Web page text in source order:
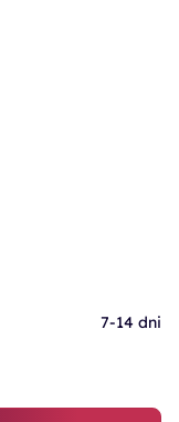
7-14 dni